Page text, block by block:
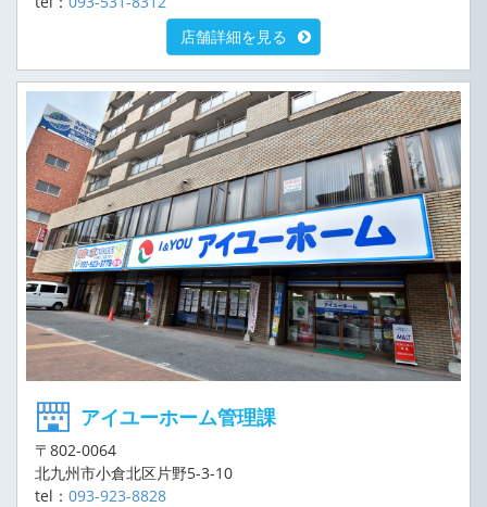
店舗詳細を見る
アイユーホーム管理課
〒802-0064
北九州市小倉北区片野5-3-10
tel： 093-923-8828